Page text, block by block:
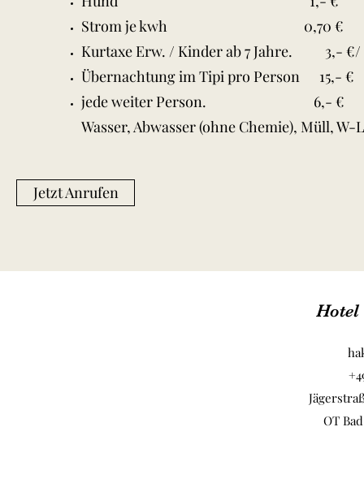
Strom je kwh 0,70 €
Kurtaxe Erw. / Kinder ab 7 Jahre. 3,- €/
Übernachtung im Tipi pro Person 15,- €
jede weiter Person. 6,- €
Wasser, Abwasser (ohne Chemie), Müll,
Jetzt Anrufen
OT